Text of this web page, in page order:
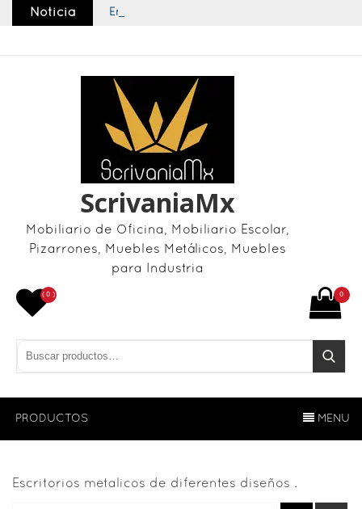
Noticia Enviamos nuestros productos a toda la
ScrivaniaMx
Mobiliario de Oficina, Mobiliario Escolar,
Pizarrones, Muebles Metálicos, Muebles
para Industria
Buscar por:
Buscar
0
( 0 )
PRODUCTOS MENU
Escritorios metalicos de diferentes diseños .